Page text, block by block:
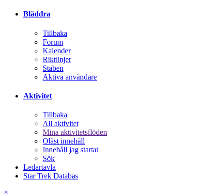
Bläddra
Tillbaka
Forum
Kalender
Riktlinjer
Staben
Aktiva användare
Aktivitet
Tillbaka
All aktivitet
Mina aktivitetsflöden
Oläst innehåll
Innehåll jag startat
Sök
Ledartavla
Star Trek Databas
×